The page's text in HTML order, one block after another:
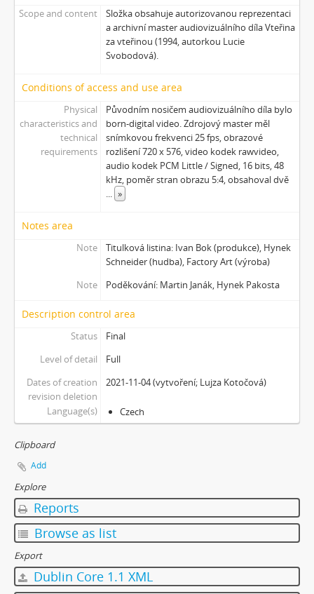
[Subseries] Hřiště
[Subseries] Image Maker
[Subseries] Možná
[Subseries] 28 stotín Synagógy
[Subseries] Parkovací smyčka
[Subseries] Otevřeno zavřeno otevřeno zavřeno...
[Subseries] Klatov
[Subseries] Jizvy, jiskry, jistoty
[Subseries] Země, světlo, vzduch
[Subseries] Painting
[Subseries] Malování do vzduchu
[Subseries] Virtuální opona
[Subseries] Grafika podzimu
[Subseries] Yes No Yes
[Subseries] Píseň hlemýžďů jdoucích na pohřeb
[Subseries] Abstraktní animace ze 60. let
[Subseries] Flare up
[Subseries] Pinup
[Subseries] The Time
[Subseries] Čas zkoušky
[Subseries] Musica Picta – Chvíle něhy
[Subseries] Musica Picta – Hodina slavnosti
[Subseries] Musica Picta – Čas tance
[Subseries] Musica Picta – Čas radování
[Subseries] Musica Picta – Čas veselosti
[Subseries] Jednou ráno
[Subseries] Wet Video
Scope and content
Složka obsahuje autorizovanou reprezentaci
a archivní master audiovizuálního díla Vteřina
za vteřinou (1994, autorkou Lucie
Svobodová).
Conditions of access and use area
Physical
characteristics and
technical
requirements
Původním nosičem audiovizuálního díla bylo
born-digital video. Zdrojový master měl
snímkovou frekvenci 25 fps, obrazové
rozlišení 720 x 576, video kodek rawvideo,
audio kodek PCM Little / Signed, 16 bits, 48
kHz, poměr stran obrazu 5:4, obsahoval dvě
... »
Notes area
Note
Titulková listina: Ivan Bok (produkce), Hynek
Schneider (hudba), Factory Art (výroba)
Note
Poděkování: Martin Janák, Hynek Pakosta
Description control area
Status
Final
Level of detail
Full
Dates of creation
revision deletion
2021-11-04 (vytvoření; Lujza Kotočová)
Language(s) Czech
Clipboard
Add
Explore
Reports
Browse as list
Export
Dublin Core 1.1 XML